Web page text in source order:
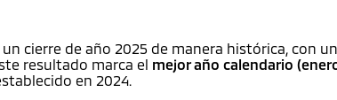
cierre de año 2025 de manera histórica, con
resultado marca el mejor año calendario
en 2024.